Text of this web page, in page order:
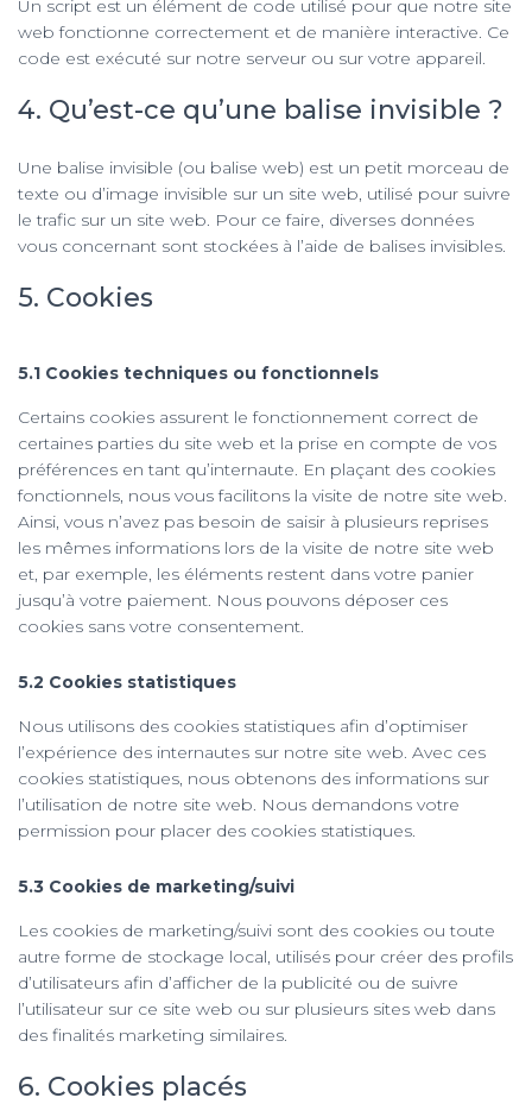
Un script est un élément de code utilisé pour que notre site
web fonctionne correctement et de manière interactive. Ce
code est exécuté sur notre serveur ou sur votre appareil.
4. Qu’est-ce qu’une balise invisible ?
Une balise invisible (ou balise web) est un petit morceau de
texte ou d’image invisible sur un site web, utilisé pour suivre
le trafic sur un site web. Pour ce faire, diverses données
vous concernant sont stockées à l’aide de balises invisibles.
5. Cookies
5.1 Cookies techniques ou fonctionnels
Certains cookies assurent le fonctionnement correct de
certaines parties du site web et la prise en compte de vos
préférences en tant qu’internaute. En plaçant des cookies
fonctionnels, nous vous facilitons la visite de notre site web.
Ainsi, vous n’avez pas besoin de saisir à plusieurs reprises
les mêmes informations lors de la visite de notre site web
et, par exemple, les éléments restent dans votre panier
jusqu’à votre paiement. Nous pouvons déposer ces
cookies sans votre consentement.
5.2 Cookies statistiques
Nous utilisons des cookies statistiques afin d’optimiser
l’expérience des internautes sur notre site web. Avec ces
cookies statistiques, nous obtenons des informations sur
l’utilisation de notre site web. Nous demandons votre
permission pour placer des cookies statistiques.
5.3 Cookies de marketing/suivi
Les cookies de marketing/suivi sont des cookies ou toute
autre forme de stockage local, utilisés pour créer des profils
d’utilisateurs afin d’afficher de la publicité ou de suivre
l’utilisateur sur ce site web ou sur plusieurs sites web dans
des finalités marketing similaires.
6. Cookies placés